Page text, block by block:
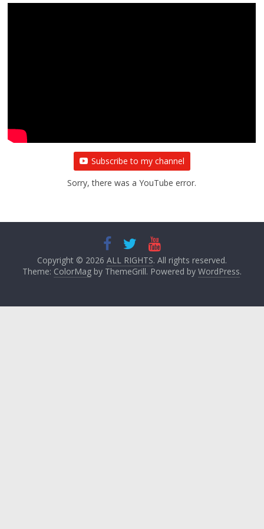
Subscribe to my channel
Sorry, there was a YouTube error.
Copyright © 2026 ALL RIGHTS. All rights reserved.
Theme: ColorMagby ThemeGrill. Powered by WordPress.